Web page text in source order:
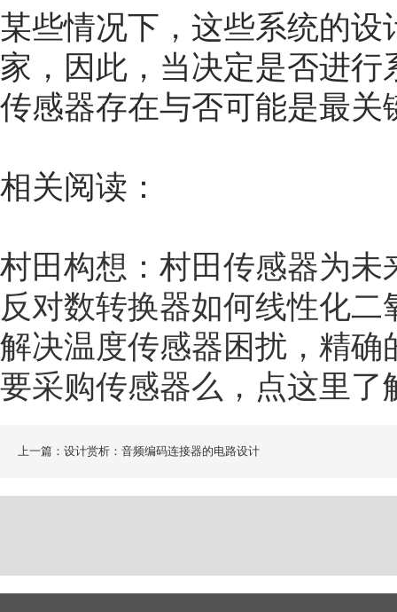
某些情况下，这些系统的
家，因此，当决定是否进
传感器存在与否可能是最关
相关阅读：
村田构想：村田传感器为未
反对数转换器如何线性化二
解决温度传感器困扰，精确
要采购传感器么，点这里了
上一篇：设计赏析：音频编码连接器的电路设计